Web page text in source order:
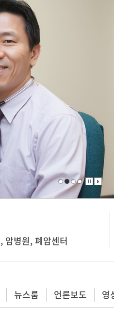
, 암병원,폐암센터
뉴스룸 언론보도 영